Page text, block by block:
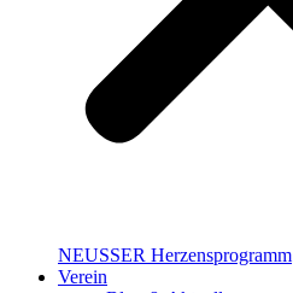
NEUSSER Herzensprogramm​
Verein